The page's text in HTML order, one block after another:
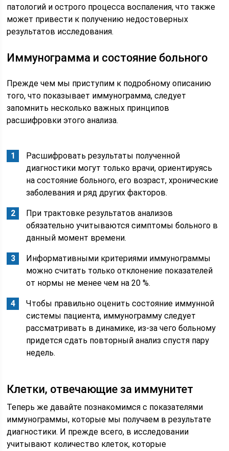
патологий и острого процесса воспаления, что также
может привести к получению недостоверных
результатов исследования.
Иммунограмма и состояние больного
Прежде чем мы приступим к подробному описанию
того, что показывает иммунограмма, следует
запомнить несколько важных принципов
расшифровки этого анализа.
Расшифровать результаты полученной
диагностики могут только врачи, ориентируясь
на состояние больного, его возраст, хронические
заболевания и ряд других факторов.
При трактовке результатов анализов
обязательно учитываются симптомы больного в
данный момент времени.
Информативными критериями иммунограммы
можно считать только отклонение показателей
от нормы не менее чем на 20 %.
Чтобы правильно оценить состояние иммунной
системы пациента, иммунограмму следует
рассматривать в динамике, из-за чего больному
придется сдать повторный анализ спустя пару
недель.
Клетки, отвечающие за иммунитет
Теперь же давайте познакомимся с показателями
иммунограммы, которые мы получаем в результате
диагностики. И прежде всего, в исследовании
учитывают количество клеток, которые